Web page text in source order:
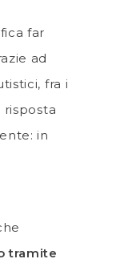
far
ad
fra i
risposta
in
tramite